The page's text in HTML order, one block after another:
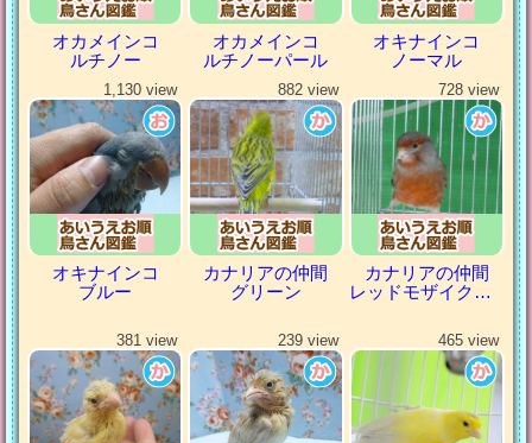
オカメインコ
ルチノー
オカメインコ
ルチノーパール
オキナインコ
ノーマル
1,130 view
オキナインコ
ブルー
882 view
カナリアの仲間
グリーン
728 view
カナリアの仲間
レッドモザイクカナリア
381 view 239 view 465 view